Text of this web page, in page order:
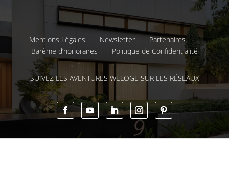
Mentions Légales Newsletter
Partenaires
Barème d’honoraires
Politique de Confidentialité
SUIVEZ LES AVENTURES WELOGE SUR LES RÉSEAUX